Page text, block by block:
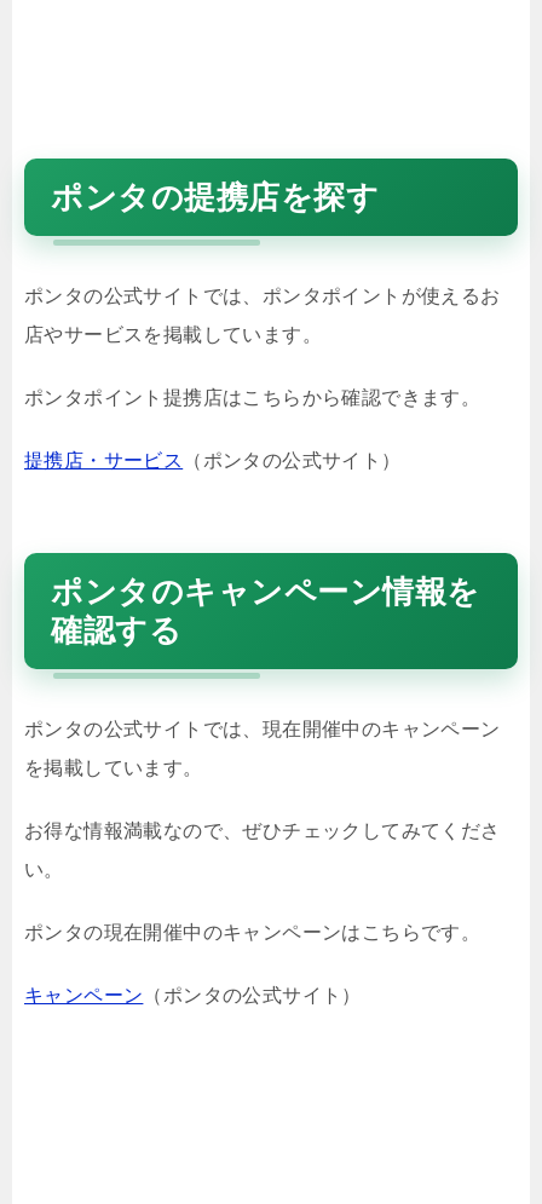
ポンタの提携店を探す
ポンタの公式サイトでは、ポンタポイントが使えるお
店やサービスを掲載しています。
ポンタポイント提携店はこちらから確認できます。
提携店・サービス （ポンタの公式サイト）
ポンタのキャンペーン情報を
確認する
ポンタの公式サイトでは、現在開催中のキャンペーン
を掲載しています。
お得な情報満載なので、ぜひチェックしてみてくださ
い。
ポンタの現在開催中のキャンペーンはこちらです。
キャンペーン （ポンタの公式サイト）